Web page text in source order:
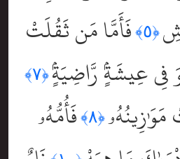
﴿٥﴾
فَأَمَّا مَن ثَقُلَتْ
فِى عِيشَةٍۢ رَّاضِيَةٍۢ ﴿٧﴾
﴿٨﴾
فَأُمُّهُۥ